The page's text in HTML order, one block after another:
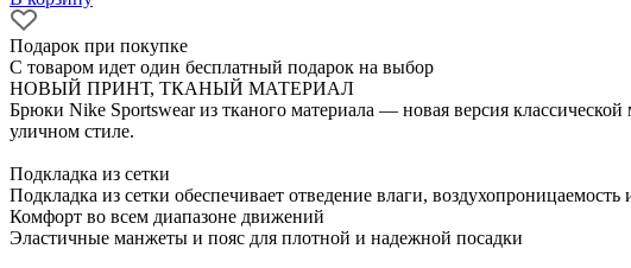
Подарок при покупке
С товаром идет один бесплатный подарок на выбор
НОВЫЙ ПРИНТ, ТКАНЫЙ МАТЕРИАЛ
Брюки Nike Sportswear из тканого материала — новая версия
уличном стиле.
Подкладка из сетки
Подкладка из сетки обеспечивает отведение влаги, воздухопроницаемость
Комфорт во всем диапазоне движений
Эластичные манжеты и пояс для плотной и надежной посадки